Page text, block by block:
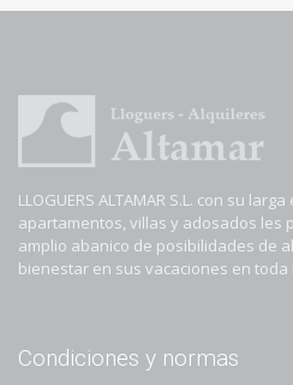
LLOGUERS ALTAMAR S.L. con su
apartamentos, villas y adosados les
amplio abanico de posibilidades de
bienestar en sus vacaciones en
Condiciones y normas